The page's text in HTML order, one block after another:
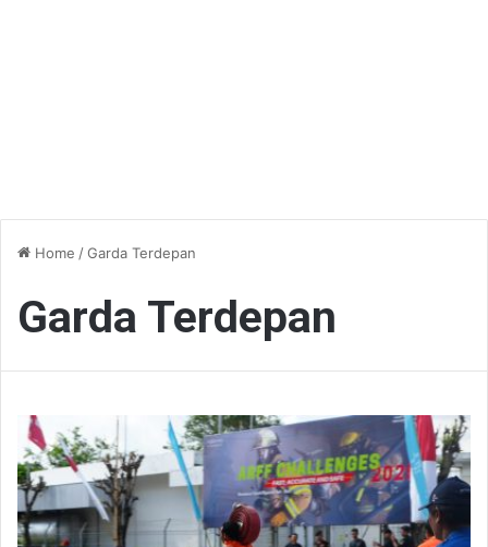
Home /Garda Terdepan
Garda Terdepan